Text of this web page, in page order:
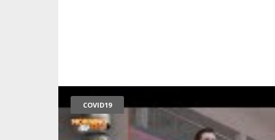
COVID19